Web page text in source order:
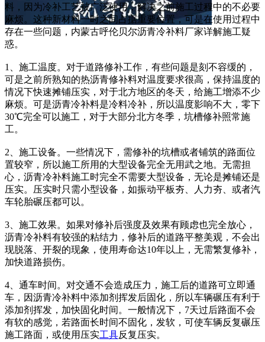
料，因为冷补工艺被广泛使用，解决之前施工过程中的不必要
麻烦。这种新材料一时之间占据重要位置，可是在使用过程中
存在一些问题，内蒙古呼伦贝尔沥青冷补料厂家详解施工疑
惑。
1、施工温度。对于道路修补工作，有些问题是刻不容缓的，
可是之前所熟知的热沥青修补料对温度要求很高，保持温度的
情况下快速摊铺压实，对于北方地区的冬天，给施工增添不少
麻烦。可是沥青冷补料是冷料冷补，所以温度影响不大，零下
30℃完全可以施工，对于大部分北方冬季，坑槽修补照常施
工。
2、施工设备。一些情况下，需修补的坑槽或者铺筑的路面位
置较窄，所以施工所用的大型设备完全无用武之地。无需担
心，沥青冷补料施工时完全不需要大型设备，无论是摊铺还是
压实。压实时只需小型设备，如振动平板夯、人力夯、或者汽
车轮胎碾压都可以。
3、施工效果。如果对修补后强度及效果有顾虑也完全放心，
沥青冷补料有较强的粘结力，修补后的道路平整美观，不会出
现脱落、开裂的现象，使用寿命达10年以上，无需繁复修补，
加快道路损伤。
4、通车时间。对交通不会造成压力，施工后的道路可立即通
车，因沥青冷补料中添加剂挥发后固化，所以车辆碾压有利于
添加剂挥发，加快固化时间。一般情况下，7天过后路面不会
有软的感觉，若路面长时间不固化，发软，可使车辆反复碾压
施工路面，或使用压实工具反复压实。